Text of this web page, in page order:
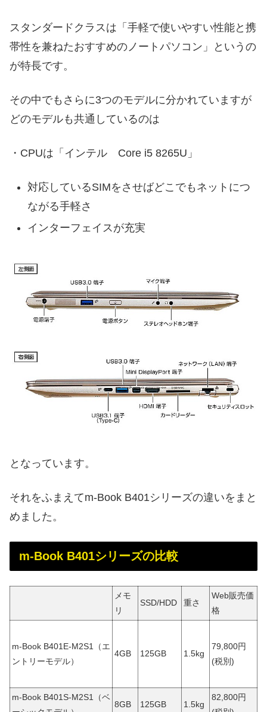
スタンダードクラスは「手軽で使いやすい性能と携
帯性を兼ねたおすすめのノートパソコン」というの
が特長です。
その中でもさらに3つのモデルに分かれていますが
どのモデルも共通しているのは
・CPUは「インテル Core i5 8265U」
対応しているSIMをさせばどこでもネットにつ
ながる手軽さ
インターフェイスが充実
となっています。
それをふまえてm-Book B401シリーズの違いをまと
めました。
m-Book B401シリーズの比較
メモ
リ
SSD/HDD 重さ
Web販売価
格
m-Book B401E-M2S1（エ
ントリーモデル）
4GB 125GB 1.5kg
79,800円
(税別)
m-Book B401S-M2S1（ベ
8GB 125GB 1.5kg
82,800円